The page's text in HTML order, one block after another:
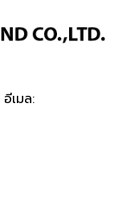
อีเมล: